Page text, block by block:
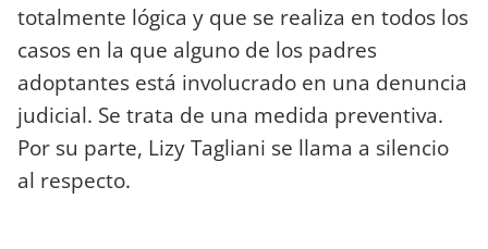
totalmente lógica y que se realiza en todos los
casos en la que alguno de los padres
adoptantes está involucrado en una denuncia
judicial. Se trata de una medida preventiva.
Por su parte, Lizy Tagliani se llama a silencio
al respecto.